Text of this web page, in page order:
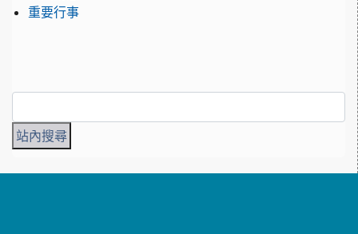
重要行事